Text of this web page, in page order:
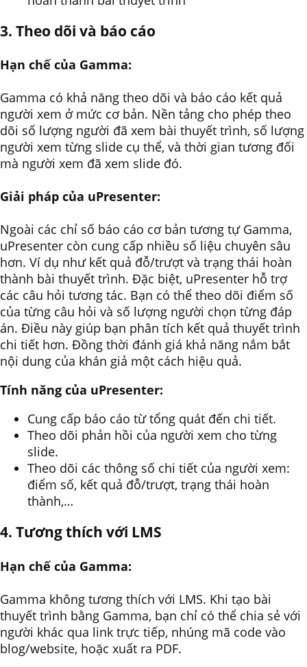
3. Theo dõi và báo cáo
Hạn chế của Gamma:
Gamma có khả năng theo dõi và báo cáo kết quả
người xem ở mức cơ bản. Nền tảng cho phép theo
dõi số lượng người đã xem bài thuyết trình, số lượng
người xem từng slide cụ thể, và thời gian tương đối
mà người xem đã xem slide đó.
Giải pháp của uPresenter:
Ngoài các chỉ số báo cáo cơ bản tương tự Gamma,
uPresenter còn cung cấp nhiều số liệu chuyên sâu
hơn. Ví dụ như kết quả đỗ/trượt và trạng thái hoàn
thành bài thuyết trình. Đặc biệt, uPresenter hỗ trợ
các câu hỏi tương tác. Bạn có thể theo dõi điểm số
của từng câu hỏi và số lượng người chọn từng đáp
án. Điều này giúp bạn phân tích kết quả thuyết trình
chi tiết hơn. Đồng thời đánh giá khả năng nắm bắt
nội dung của khán giả một cách hiệu quả.
Tính năng của uPresenter:
Cung cấp báo cáo từ tổng quát đến chi tiết.
Theo dõi phản hồi của người xem cho từng
slide.
Theo dõi các thông số chi tiết của người xem:
điểm số, kết quả đỗ/trượt, trạng thái hoàn
thành,…
4. Tương thích với LMS
Hạn chế của Gamma:
Gamma không tương thích với LMS. Khi tạo bài
thuyết trình bằng Gamma, bạn chỉ có thể chia sẻ với
người khác qua link trực tiếp, nhúng mã code vào
blog/website, hoặc xuất ra PDF.